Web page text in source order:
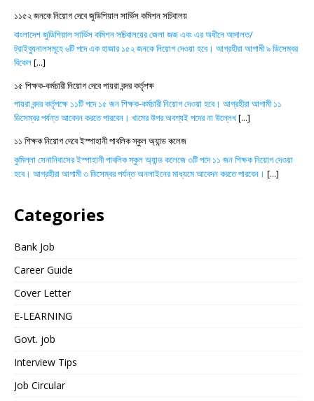
১১৫২ জনকে নিয়োগ দেবে জুডিশিয়াল সার্ভিস কমিশন সচিবালয়
বাংলাদেশ জুডিশিয়াল সার্ভিস কমিশন সচিবালয়ের জেলা জজ এবং এর অধীনে আদালত/
ট্রাইব্যুনালসমূহে ৬টি পদে এক হাজার ১৫২ জনকে নিয়োগ দেওয়া হবে। আগ্রহীরা আগামী ৯ ডিসেম্বর
বিকেল[...]
১৫ শিক্ষক-কর্মচারী নিয়োগ দেবে পায়রা বন্দর কর্তৃপক্ষ
পায়রা বন্দর কর্তৃপক্ষে ১১টি পদে ১৫ জন শিক্ষক-কর্মচারী নিয়োগ দেওয়া হবে। আগ্রহীরা আগামী ১১
ডিসেম্বর পর্যন্ত আবেদন করতে পারবেন। খামের উপর অবশ্যই পদের না উল্লেখ[...]
১১ শিক্ষক নিয়োগ দেবে ইস্পাহানী পাবলিক স্কুল অ্যান্ড কলেজ
কুমিল্লা সেনানিবাসের ইস্পাহানী পাবলিক স্কুল অ্যান্ড কলেজে ৩টি পদে ১১ জন শিক্ষক নিয়োগ দেওয়া
হবে। আগ্রহীরা আগামী ৩ ডিসেম্বর পর্যন্ত অনলাইনের মাধ্যমে আবেদন করতে পারবেন। [...]
Categories
Bank Job
Career Guide
Cover Letter
E-LEARNING
Govt. job
Interview Tips
Job Circular